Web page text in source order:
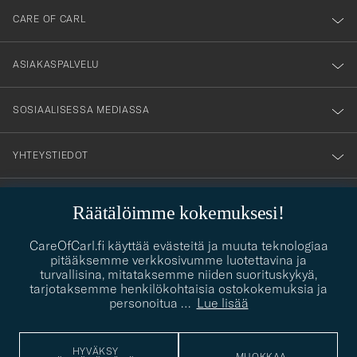
Räätälöimme kokemuksesi!
CareOfCarl.fi käyttää evästeitä ja muuta teknologiaa
pitääksemme verkkosivumme luotettavina ja
turvallisina, mitataksemme niiden suorituskykyä,
tarjotaksemme henkilökohtaisia ostokokemuksia ja
personoitua … Lue lisää
HYVÄKSY
till
vårt
nyhetsbrev!
CARE OF CARL
ASIAKASPALVELU
SOSIAALISESSA MEDIASSA
YHTEYSTIEDOT
contact@careofcarl.com
PUKEUTUMISNEUVONTA
Kaipaatko apua oman tyylisi löytämiseen? Me autamme sinua
mielellämme!
PUKEUTUMISNEUVONTA